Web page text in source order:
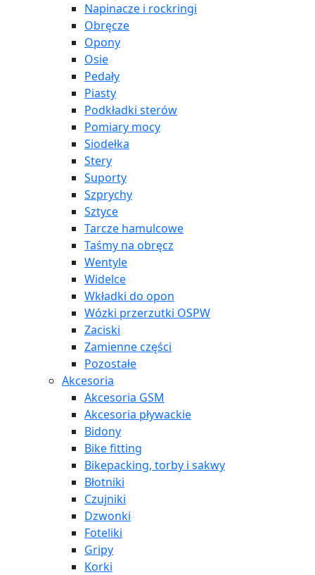
Napinacze i rockringi
Obręcze
Opony
Osie
Pedały
Piasty
Podkładki sterów
Pomiary mocy
Siodełka
Stery
Suporty
Szprychy
Sztyce
Tarcze hamulcowe
Taśmy na obręcz
Wentyle
Widelce
Wkładki do opon
Wózki przerzutki OSPW
Zaciski
Zamienne części
Pozostałe
Akcesoria
Akcesoria GSM
Akcesoria pływackie
Bidony
Bike fitting
Bikepacking, torby i sakwy
Błotniki
Czujniki
Dzwonki
Foteliki
Gripy
Korki